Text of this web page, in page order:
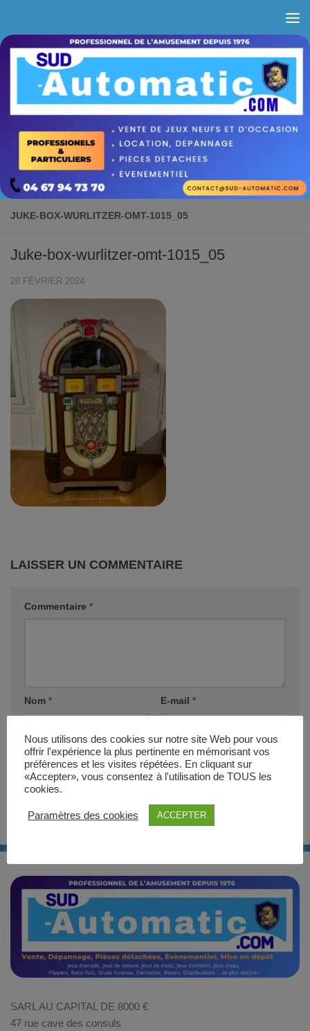
JUKE-BOX-WURLITZER-OMT-1015_05
Juke-box-wurlitzer-omt-1015_05
28 FÉVRIER 2024
LAISSER UN COMMENTAIRE
Commentaire *
Nom * E-mail *
Site web
SARL AU CAPITAL DE 8000 €
47 rue cave des consuls
Nous utilisons des cookies sur notre site Web pour vous
offrir l'expérience la plus pertinente en mémorisant vos
préférences et les visites répétées. En cliquant sur
«Accepter», vous consentez à l'utilisation de TOUS les
cookies.
Paramètres des cookies ACCEPTER